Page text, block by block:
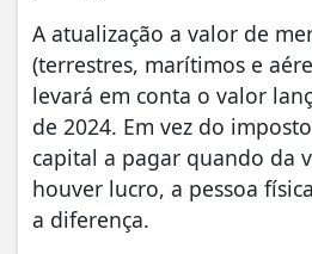
A atualização a valor de
(terrestres, marítimos e
levará em conta o valor
de 2024. Em vez do
capital a pagar quando da
houver lucro, a pessoa
a diferença.